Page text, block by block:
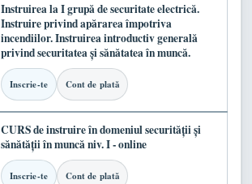
Instruirea la I grupă de securitate electrică.
Instruire privind apărarea împotriva
incendiilor. Instruirea introductiv generală
privind securitatea și sănătatea în muncă.
Inscrie-te Cont de plată
CURS de instruire în domeniul securității și
sănătății în muncă niv. I - online
Inscrie-te Cont de plată